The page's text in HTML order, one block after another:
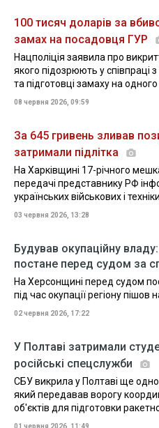
100 тисяч доларів за
замах на посадовця ГУР
Нацполіція заявила про
якого підозрюють у співпраці
та підготовці замаху на
08 червня 2026, 09:59
За 645 гривень зливав
затримали підлітка
На Харківщині 17-річного
передачі представнику РФ
українських військових і
03 червня 2026, 13:28
Будував окупаційну
постане перед судом за
На Херсонщині перед судом
під час окупації регіону
02 червня 2026, 17:22
У Полтаві затримали
російські спецслужби
СБУ викрила у Полтаві ще
який передавав ворогу
об'єктів для підготовки
01 червня 2026, 11:49